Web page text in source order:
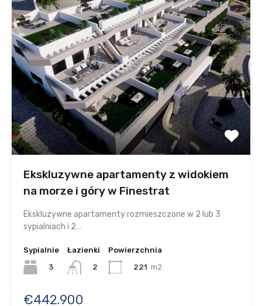
Ekskluzywne apartamenty z widokiem
na morze i góry w Finestrat
Ekskluzywne apartamenty rozmieszczone w 2 lub 3
sypialniach i 2…
Sypialnie
3
Łazienki
2
Powierzchnia
221 m2
€442.900